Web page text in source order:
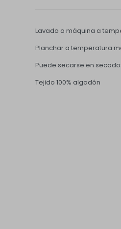
Lavado a máquina a
Planchar a temperatura
Puede secarse en
Tejido 100% algodón